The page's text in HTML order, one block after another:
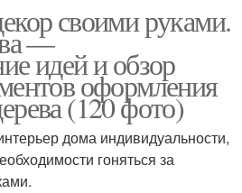
своими руками.
—
идей и обзор
оформления
(120 фото)
дома индивидуальности,
гоняться за